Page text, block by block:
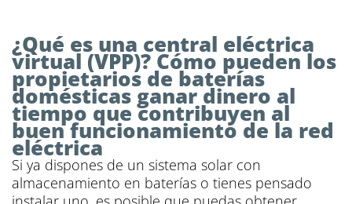
¿Qué es una central eléctrica
virtual (VPP)? Cómo pueden los
propietarios de baterías
domésticas ganar dinero al
tiempo que contribuyen al
buen funcionamiento de la red
eléctrica
Si ya dispones de un sistema solar con
almacenamiento en baterías o tienes pensado